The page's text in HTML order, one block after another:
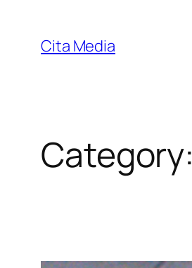
content
Cita Media
Category: